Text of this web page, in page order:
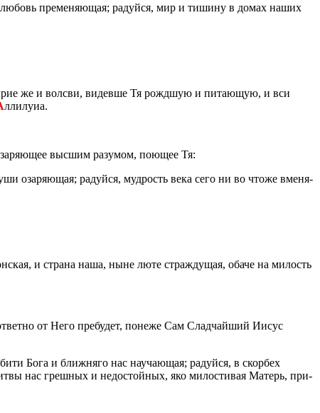
лю­бовь пре­ме­ня­ю­щая; ра­дуй­ся, мир и ти­ши­ну в домах наших
же и вол­сви, ви­дев­ше Тя рожд­шую и пи­та­ю­щую, и вси
лли­лу­иа.
выс­шим ра­з­умом, по­ю­щее Тя:
оза­ря­ю­щая; ра­дуй­ся, муд­рость века сего ни во чтоже вме­ня­
и стра­на наша, ныне люте страж­ду­щая, обаче на ми­лость
от Него пре­бу­дет, по­не­же Сам Слад­чай­ший Иисус
Бога и ближ­ня­го нас на­уча­ю­щая; ра­дуй­ся, в скор­бех
нас греш­ных и недо­стой­ных, яко ми­ло­сти­вая Ма­терь, при­